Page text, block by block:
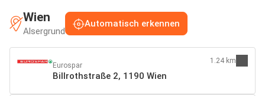
Wien
Alsergrund
Automatisch erkennen
Eurospar
Billrothstraße 2, 1190 Wien
1.24 km